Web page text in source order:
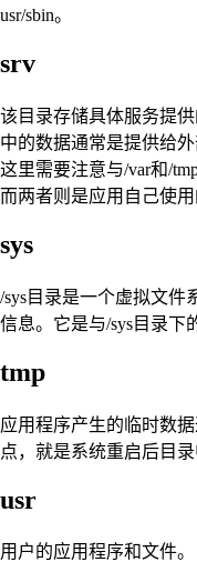
usr/sbin。
srv
该目录存储具体服务提
中的数据通常是提供给
这里需要注意与/var和/
而两者则是应用自己使
sys
/sys目录是一个虚拟文件
信息。它是与/sys目录下
tmp
应用程序产生的临时数
点，就是系统重启后目
usr
用户的应用程序和文件。